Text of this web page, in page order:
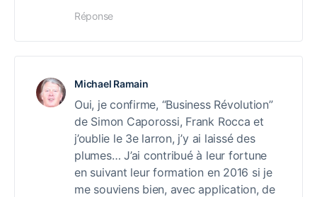
Réponse
Michael Ramain
Oui, je confirme, “Business Révolution”
de Simon Caporossi, Frank Rocca et
j’oublie le 3e larron, j’y ai laissé des
plumes… J’ai contribué à leur fortune
en suivant leur formation en 2016 si je
me souviens bien, avec application, de